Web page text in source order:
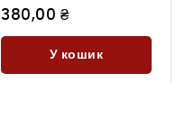
380,00 ₴
У кошик